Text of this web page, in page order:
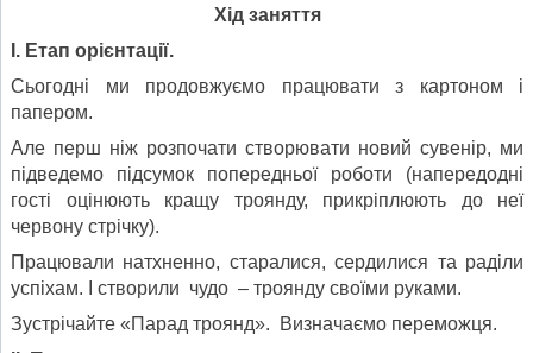
Хід заняття
І. Етап орієнтації.
Сьогодні ми продовжуємо працювати з картоном і
папером.
Але перш ніж розпочати створювати новий сувенір, ми
підведемо підсумок попередньої роботи (напередодні
гості оцінюють кращу троянду, прикріплюють до неї
червону стрічку).
Працювали натхненно, старалися, сердилися та раділи
успіхам. І створили чудо – троянду своїми руками.
Зустрічайте «Парад троянд». Визначаємо переможця.